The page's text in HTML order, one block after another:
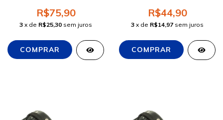
R$75,90
3 x de R$25,30 sem juros
R$44,90
3 x de R$14,97 sem juros